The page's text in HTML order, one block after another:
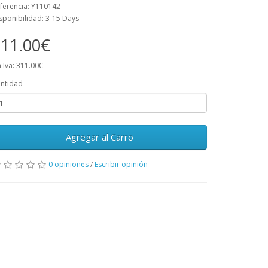
Y110142
3-15 Days
Iva: 311.00€
Agregar al Carro
0 opiniones/ Escribir opinión